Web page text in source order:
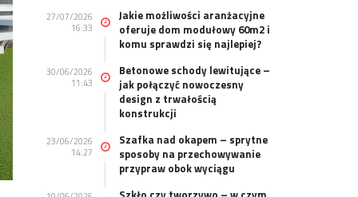
27/07/2026
16:33
Jakie możliwości aranżacyjne
oferuje dom modułowy 60m2 i
komu sprawdzi się najlepiej?
30/06/2026
11:43
Betonowe schody lewitujące –
jak połączyć nowoczesny
design z trwałością
konstrukcji
23/06/2026
14:27
Szafka nad okapem – sprytne
sposoby na przechowywanie
przypraw obok wyciągu